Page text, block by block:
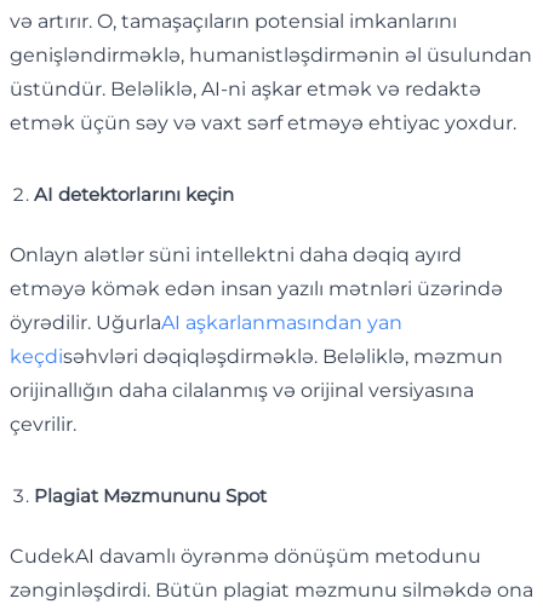
və artırır. O, tamaşaçıların potensial imkanlarını
genişləndirməklə, humanistləşdirmənin əl üsulundan
üstündür. Beləliklə, AI-ni aşkar etmək və redaktə
etmək üçün səy və vaxt sərf etməyə ehtiyac yoxdur.
AI detektorlarını keçin
Onlayn alətlər süni intellektni daha dəqiq ayırd
etməyə kömək edən insan yazılı mətnləri üzərində
öyrədilir. UğurlaAI aşkarlanmasından yan
keçdisəhvləri dəqiqləşdirməklə. Beləliklə, məzmun
orijinallığın daha cilalanmış və orijinal versiyasına
çevrilir.
Plagiat Məzmununu Spot
CudekAI davamlı öyrənmə dönüşüm metodunu
zənginləşdirdi. Bütün plagiat məzmunu silməkdə ona